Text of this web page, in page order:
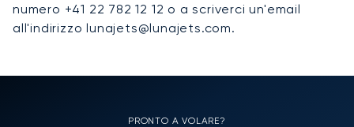
numero +41 22 782 12 12 o a scriverci un'email
all'indirizzo lunajets@lunajets.com.
PRONTO A VOLARE?